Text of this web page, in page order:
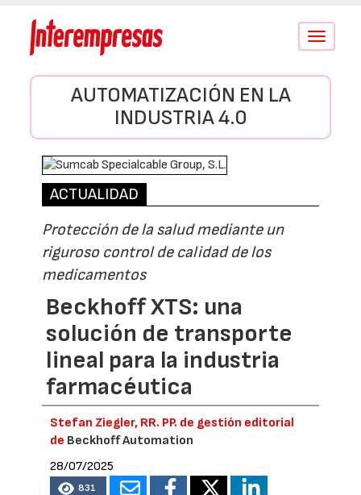
Conmutar
AUTOMATIZACIÓN EN LA
INDUSTRIA 4.0
ACTUALIDAD
Protección de la salud mediante un
riguroso control de calidad de los
medicamentos
Beckhoff XTS: una
solución de transporte
lineal para la industria
farmacéutica
Stefan Ziegler, RR. PP. de gestión editorial
de Beckhoff Automation
28/07/2025
831